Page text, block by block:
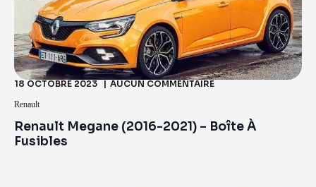
Renault Megane (2016-2021) – Boîte À
Fusibles
18 OCTOBRE 2023 AUCUN COMMENTAIRE
Renault